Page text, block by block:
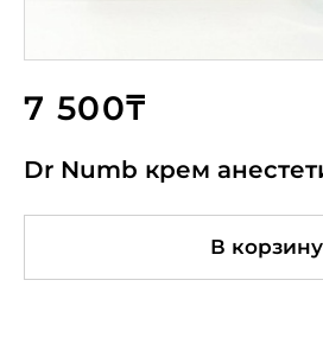
7 500₸
Dr Numb крем
В корзину